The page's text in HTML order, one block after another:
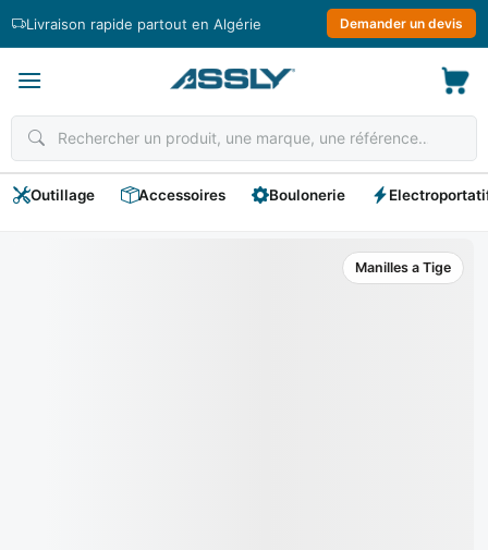
Livraison rapide partout en Algérie Demander un devis
Outillage Accessoires Boulonerie
Manilles a Tige